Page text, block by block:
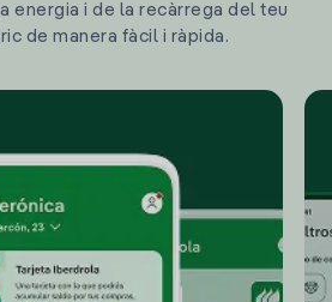
energia i de la recàrrega del teu
de manera fàcil i ràpida.